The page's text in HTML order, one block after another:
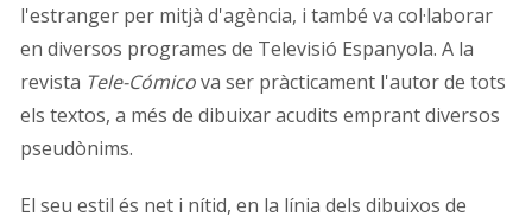
l'estranger per mitjà d'agència, i també va col·laborar
en diversos programes de Televisió Espanyola. A la
revista Tele-Cómicova ser pràcticament l'autor de tots
els textos, a més de dibuixar acudits emprant diversos
pseudònims.
El seu estil és net i nítid, en la línia dels dibuixos de